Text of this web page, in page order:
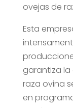
ovejas de
Esta
garantiza
raza ovina
en